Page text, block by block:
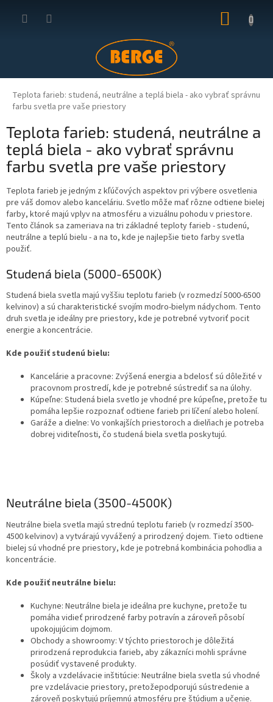
KOŠÍK
Teplota farieb: studená, neutrálne a teplá biela - ako vybrať správnu
farbu svetla pre vaše priestory
Teplota farieb: studená, neutrálne a
teplá biela - ako vybrať správnu
farbu svetla pre vaše priestory
Teplota farieb je jedným z kľúčových aspektov pri výbere osvetlenia
pre váš domov alebo kanceláriu. Svetlo môže mať rôzne odtiene bielej
farby, ktoré majú vplyv na atmosféru a vizuálnu pohodu v priestore.
Tento článok sa zameriava na tri základné teploty farieb - studenú,
neutrálne a teplú bielu - a na to, kde je najlepšie tieto farby svetla
použiť.
Studená biela (5000-6500K)
Studená biela svetla majú vyššiu teplotu farieb (v rozmedzí 5000-6500
kelvinov) a sú charakteristické svojím modro-bielym nádychom. Tento
druh svetla je ideálny pre priestory, kde je potrebné vytvoriť pocit
energie a koncentrácie.
Kde použiť studenú bielu:
Kancelárie a pracovne: Zvýšená energia a bdelosť sú dôležité v
pracovnom prostredí, kde je potrebné sústrediť sa na úlohy.
Kúpeľne: Studená biela svetlo je vhodné pre kúpeľne, pretože tu
pomáha lepšie rozpoznať odtiene farieb pri líčení alebo holení.
Garáže a dielne: Vo vonkajších priestoroch a dielňach je potreba
dobrej viditeľnosti, čo studená biela svetla poskytujú.
Neutrálne biela (3500-4500K)
Neutrálne biela svetla majú strednú teplotu farieb (v rozmedzí 3500-
4500 kelvinov) a vytvárajú vyvážený a prirodzený dojem. Tieto odtiene
bielej sú vhodné pre priestory, kde je potrebná kombinácia pohodlia a
koncentrácie.
Kde použiť neutrálne bielu:
Kuchyne: Neutrálne biela je ideálna pre kuchyne, pretože tu
pomáha vidieť prirodzené farby potravín a zároveň pôsobí
upokojujúcim dojmom.
Obchody a showroomy: V týchto priestoroch je dôležitá
prirodzená reprodukcia farieb, aby zákazníci mohli správne
posúdiť vystavené produkty.
Školy a vzdelávacie inštitúcie: Neutrálne biela svetla sú vhodné
pre vzdelávacie priestory, pretožepodporujú sústredenie a
zároveň poskytujú príjemnú atmosféru pre štúdium a učenie.